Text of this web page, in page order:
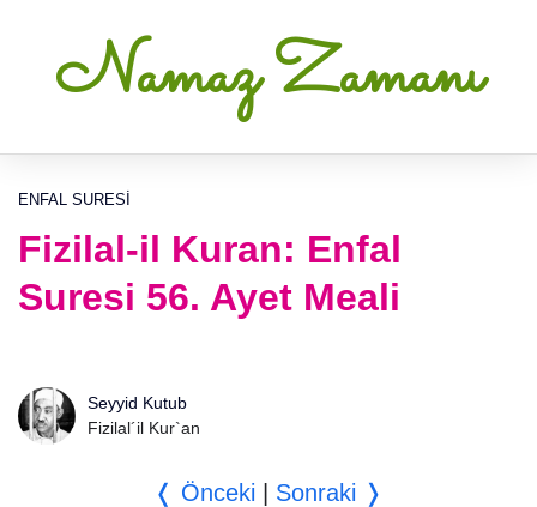
Namaz Zamanı
ENFAL SURESI
Fizilal-il Kuran: Enfal
Suresi 56. Ayet Meali
Seyyid Kutub
Fizilal´il Kur`an
❬ Önceki Sonraki ❭